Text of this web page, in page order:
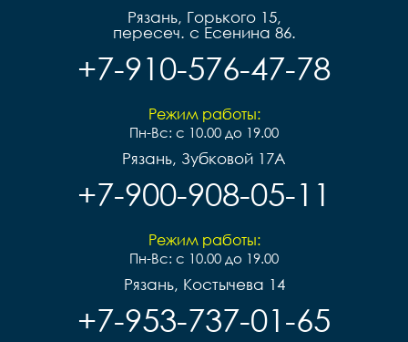
Рязань, Горького 15,
пересеч. с Есенина 86.
+7-910-576-47-78
Режим работы:
Пн-Вс: с 10.00 до 19.00
Рязань, Зубковой 17А
+7-900-908-05-11
Режим работы:
Пн-Вс: с 10.00 до 19.00
Рязань, Костычева 14
+7-953-737-01-65